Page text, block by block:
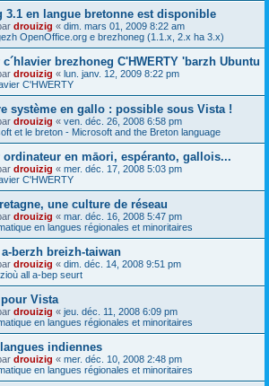
3.1 en langue bretonne est disponible
drouizig « dim. mars 01, 2009 8:22 am
OpenOffice.org e brezhoneg (1.1.x, 2.x ha 3.x)
brezhoneg C'HWERTY 'barzh Ubuntu
drouizig « lun. janv. 12, 2009 8:22 pm
C'HWERTY
système en gallo : possible sous Vista !
drouizig « ven. déc. 26, 2008 6:58 pm
et le breton - Microsoft and the Breton language
en māori, espéranto, gallois...
drouizig « mer. déc. 17, 2008 5:03 pm
C'HWERTY
une culture de réseau
drouizig « mar. déc. 16, 2008 5:47 pm
en langues régionales et minoritaires
berzh breizh-taiwan
drouizig « dim. déc. 14, 2008 9:51 pm
all a-bep seurt
Vista
drouizig « jeu. déc. 11, 2008 6:09 pm
en langues régionales et minoritaires
indiennes
drouizig « mer. déc. 10, 2008 2:48 pm
en langues régionales et minoritaires